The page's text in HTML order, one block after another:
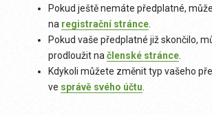
Pokud ještě nemáte předplatné,
na registrační stránce
Pokud vaše předplatné již skončilo,
prodloužit na členské stránce
Kdykoli můžete změnit typ vašeho
ve správě svého účtu